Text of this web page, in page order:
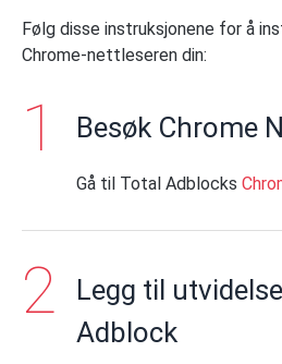
Følg disse instruksjonene for å
Chrome-nettleseren din:
Besøk Chrome
Gå til Total Adblocks
Legg til
Adblock